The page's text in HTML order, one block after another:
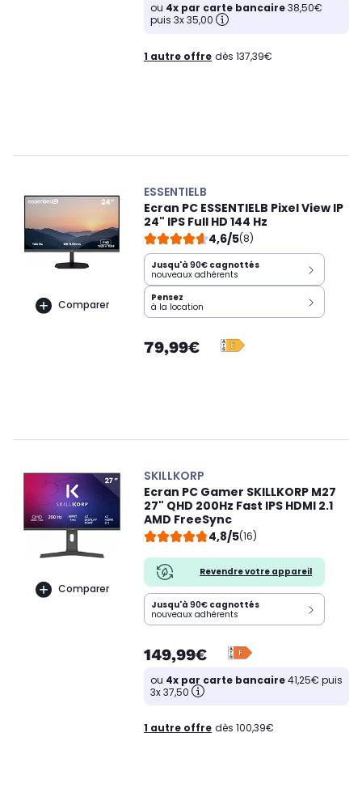
ou 4x par carte bancaire38,50€
puis 3x 35,00
1 autre offre dès 137,39€
Comparer
ESSENTIELB
Ecran PC ESSENTIELB Pixel View IP
24" IPS Full HD 144 Hz
4,6/5(8)
Jusqu'à 90€ cagnottés
nouveaux adhérents
Pensez
à la location
79,99€
Comparer
SKILLKORP
Ecran PC Gamer SKILLKORP M27
27" QHD 200Hz Fast IPS HDMI 2.1
AMD FreeSync
4,8/5(16)
Revendre votre appareil
Jusqu'à 90€ cagnottés
nouveaux adhérents
149,99€
ou 4x par carte bancaire41,25€ puis
3x 37,50
1 autre offre dès 100,39€